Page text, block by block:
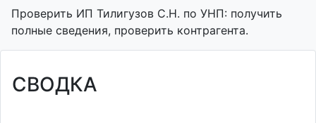
Проверить ИП Тилигузов С.Н. по УНП: получить
полные сведения, проверить контрагента.
СВОДКА